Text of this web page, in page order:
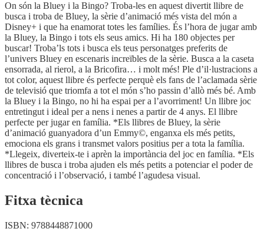
On són la Bluey i la Bingo? Troba-les en aquest divertit llibre de
busca i troba de Bluey, la sèrie d’animació més vista del món a
Disney+ i que ha enamorat totes les famílies. És l’hora de jugar amb
la Bluey, la Bingo i tots els seus amics. Hi ha 180 objectes per
buscar! Troba’ls tots i busca els teus personatges preferits de
l’univers Bluey en escenaris increïbles de la sèrie. Busca a la caseta
ensorrada, al rierol, a la Bricofira… i molt més! Ple d’il·lustracions a
tot color, aquest llibre és perfecte perquè els fans de l’aclamada sèrie
de televisió que triomfa a tot el món s’ho passin d’allò més bé. Amb
la Bluey i la Bingo, no hi ha espai per a l’avorriment! Un llibre joc
entretingut i ideal per a nens i nenes a partir de 4 anys. El llibre
perfecte per jugar en família. *Els llibres de Bluey, la sèrie
d’animació guanyadora d’un Emmy©, enganxa els més petits,
emociona els grans i transmet valors positius per a tota la família.
*Llegeix, diverteix-te i aprèn la importància del joc en família. *Els
llibres de busca i troba ajuden els més petits a potenciar el poder de
concentració i l’observació, i també l’agudesa visual.
Fitxa tècnica
ISBN: 9788448871000